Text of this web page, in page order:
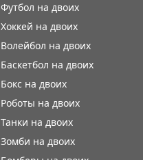
Футбол на двоих
Хоккей на двоих
Волейбол на двоих
Баскетбол на двоих
Бокс на двоих
Роботы на двоих
Танки на двоих
Зомби на двоих